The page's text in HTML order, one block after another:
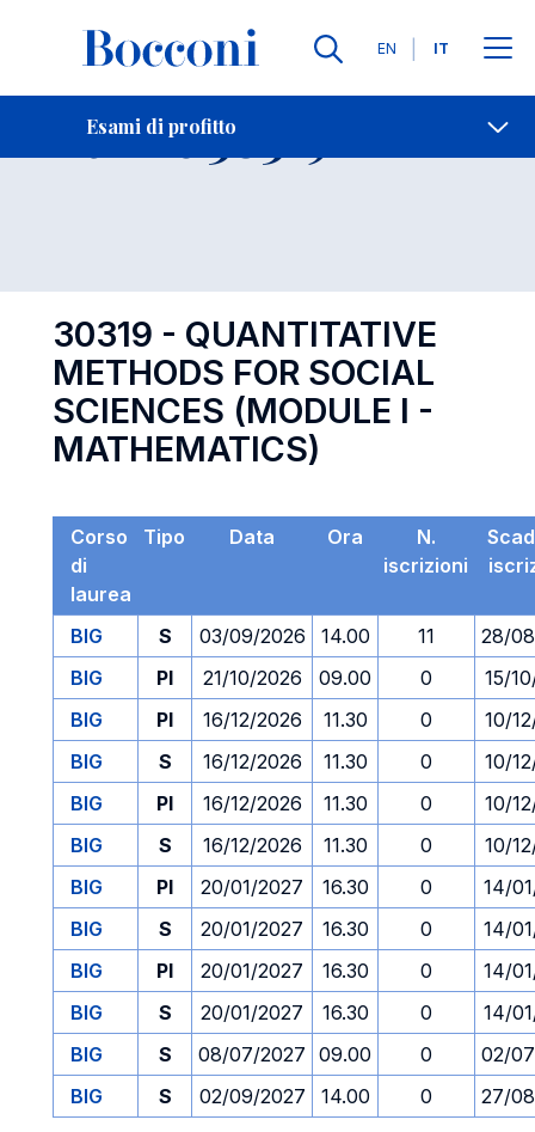
Lingue
EN IT
Esami di profitto
Contatti
Esame 30319 Open
30319 - QUANTITATIVE
METHODS FOR SOCIAL
SCIENCES (MODULE I -
MATHEMATICS)
Corso
di
laurea
Tipo Data Ora
N.
iscrizioni
BIG S 03/09/2026 14.00 11
28/
BIG
PI 21/10/2026 09.00 0
15/
BIG
PI 16/12/2026 11.30 0
10/
BIG
S 16/12/2026 11.30 0
10/
BIG
PI 16/12/2026 11.30 0
10/
BIG
S 16/12/2026 11.30 0
10/
BIG
PI 20/01/2027 16.30 0
14/
BIG
S 20/01/2027 16.30 0
14/
BIG
PI 20/01/2027 16.30 0
14/
BIG
S 20/01/2027 16.30 0
14/
BIG
S 08/07/2027 09.00 0
02/
BIG
S 02/09/2027 14.00 0 27/